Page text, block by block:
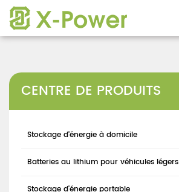
CENTRE DE PRODUITS
Stockage d'énergie à domicile
Batteries au lithium pour véhicules légers
Stockage d'énergie portable